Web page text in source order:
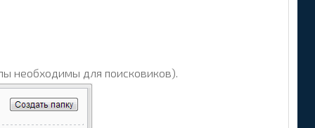
необходимы для поисковиков).